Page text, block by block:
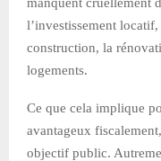
l’investissement
construction, la
logements.
Ce que cela implique
avantageux
objectif public.